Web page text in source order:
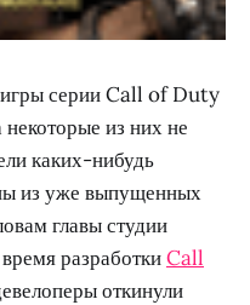
игры серии Call of Duty
из них не
каких-нибудь
из уже выпущенных
главы студии
разработкиCall
откинули